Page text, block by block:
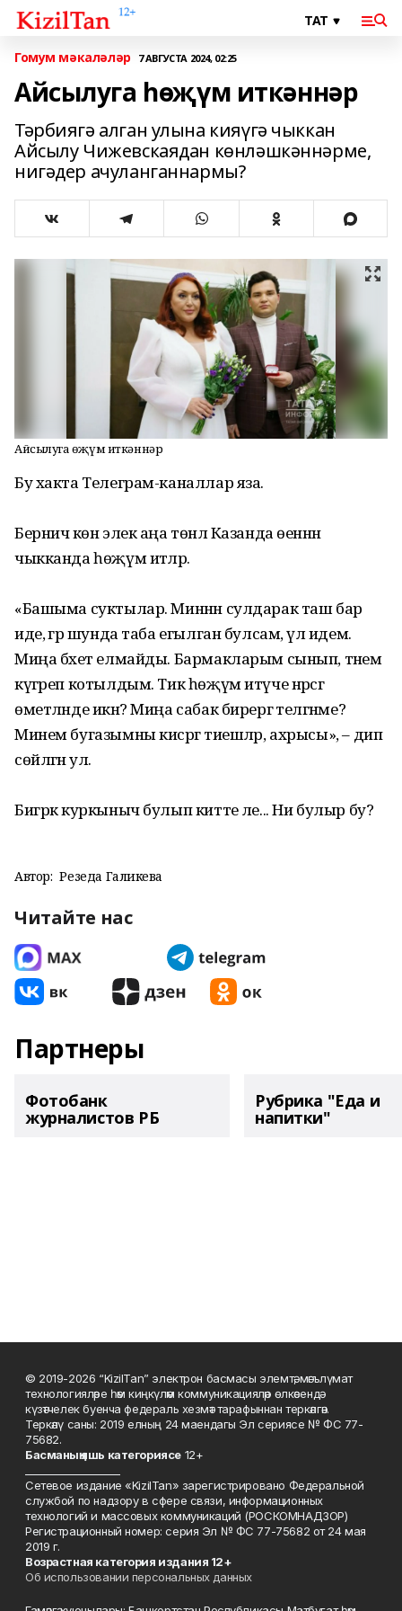
Гомум мәкаләләр 7 АВГУСТА 2024, 02:25
Айсылуга һөҗүм иткәннәр
Тәрбиягә алган улына кияүгә чыккан
Айсылу Чижевскаядан көнләшкәннәрме,
нигәдер ачуланганнармы?
Айсылуга һөҗүм иткәннәр
Бу хакта Телеграм-каналлар яза.
Берничә көн элек аңа төнлә Казанда өеннән
чыкканда һөҗүм итәләр.
«Башыма суктылар. Миннән сулдарак таш бар
иде, әгәр шунда таба егылган булсам, үлә идем.
Миңа бәхет елмайды. Бармакларым сынып, тәнем
күгәреп котылдым. Тик һөҗүм итүче нәрсәгә
өметләнде икән? Миңа сабак бирергә теләгәнме?
Минем бугазымны кисәргә тиешләр, ахрысы», – дип
сөйләгән ул.
Бигрәк куркыныч булып китте әле... Ни булыр бу?
Автор: Резеда Галикәева
Читайте нас
Партнеры
Фотобанк
журналистов РБ
Рубрика "Еда и
напитки"
© 2019-2026 “KizilTan” электрон басмасы элемтә, мәгълүмат
технологияләре һәм киңкүләм коммуникацияләр өлкәсендә
күзәтчелек буенча федераль хезмәт тарафыннан теркәлгән.
Теркәлү саны: 2019 елның 24 маендагы Эл сериясе № ФС 77-
75682.
Басманың яшь категориясе12+
Сетевое издание «KizilTan» зарегистрировано Федеральной
службой по надзору в сфере связи, информационных
технологий и массовых коммуникаций (РОСКОМНАДЗОР)
Регистрационный номер: серия Эл № ФС 77-75682 от 24 мая
2019 г.
Возрастная категория издания 12+
Об использовании персональных данных